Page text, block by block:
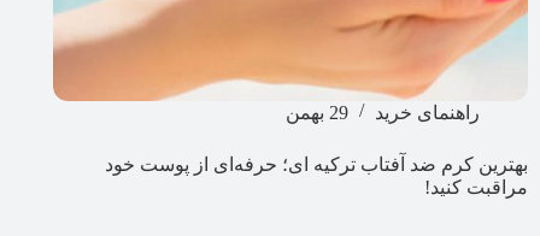
راهنمای خرید 29 بهمن
بهترین کرم ضد آفتاب ترکیه ای؛ حرفه‌ای از پوست خود
مراقبت کنید!